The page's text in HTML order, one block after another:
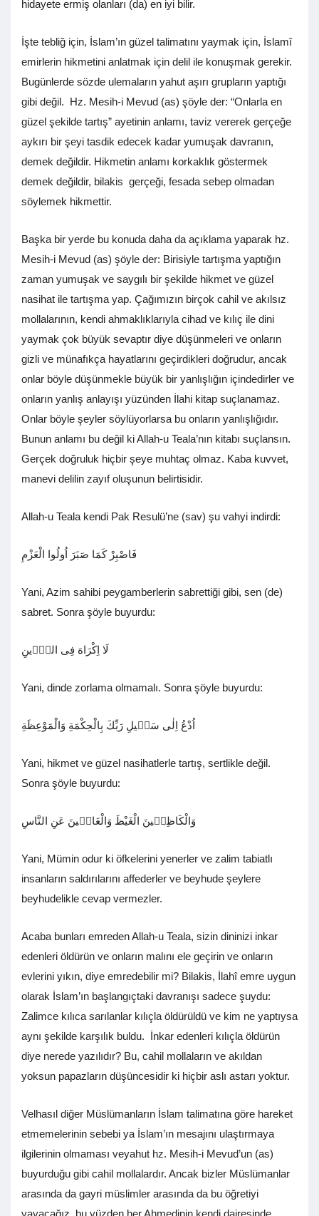
hidayete ermiş olanları (da) en iyi bilir.
İşte tebliğ için, İslam’ın güzel talimatını yaymak için, İslamî
emirlerin hikmetini anlatmak için delil ile konuşmak gerekir.
Bugünlerde sözde ulemaların yahut aşırı grupların yaptığı
gibi değil. Hz. Mesih-i Mevud (as) şöyle der: “Onlarla en
güzel şekilde tartış” ayetinin anlamı, taviz vererek gerçeğe
aykırı bir şeyi tasdik edecek kadar yumuşak davranın,
demek değildir. Hikmetin anlamı korkaklık göstermek
demek değildir, bilakis gerçeği, fesada sebep olmadan
söylemek hikmettir.
Başka bir yerde bu konuda daha da açıklama yaparak hz.
Mesih-i Mevud (as) şöyle der: Birisiyle tartışma yaptığın
zaman yumuşak ve saygılı bir şekilde hikmet ve güzel
nasihat ile tartışma yap. Çağımızın birçok cahil ve akılsız
mollalarının, kendi ahmaklıklarıyla cihad ve kılıç ile dini
yaymak çok büyük sevaptır diye düşünmeleri ve onların
gizli ve münafıkça hayatlarını geçirdikleri doğrudur, ancak
onlar böyle düşünmekle büyük bir yanlışlığın içindedirler ve
onların yanlış anlayışı yüzünden İlahi kitap suçlanamaz.
Onlar böyle şeyler söylüyorlarsa bu onların yanlışlığıdır.
Bunun anlamı bu değil ki Allah-u Teala’nın kitabı suçlansın.
Gerçek doğruluk hiçbir şeye muhtaç olmaz. Kaba kuvvet,
manevi delilin zayıf oluşunun belirtisidir.
Allah-u Teala kendi Pak Resulü’ne (sav) şu vahyi indirdi:
فَاصْبِرْ كَمَا صَبَرَ اُولُوا الْعَزْمِ
Yani, Azim sahibi peygamberlerin sabrettiği gibi, sen (de)
sabret. Sonra şöyle buyurdu:
لَا اِكْرَاهَ فِى الدّٖينِ
Yani, dinde zorlama olmamalı. Sonra şöyle buyurdu:
اُدْعُ اِلٰى سَبٖيلِ رَبِّكَ بِالْحِكْمَةِ وَالْمَوْعِظَةِ
Yani, hikmet ve güzel nasihatlerle tartış, sertlikle değil.
Sonra şöyle buyurdu:
وَالْكَاظِمٖينَ الْغَيْظَ وَالْعَافٖينَ عَنِ النَّاسِ
Yani, Mümin odur ki öfkelerini yenerler ve zalim tabiatlı
insanların saldırılarını affederler ve beyhude şeylere
beyhudelikle cevap vermezler.
Acaba bunları emreden Allah-u Teala, sizin dininizi inkar
edenleri öldürün ve onların malını ele geçirin ve onların
evlerini yıkın, diye emredebilir mi? Bilakis, İlahî emre uygun
olarak İslam’ın başlangıçtaki davranışı sadece şuydu:
Zalimce kılıca sarılanlar kılıçla öldürüldü ve kim ne yaptıysa
aynı şekilde karşılık buldu. İnkar edenleri kılıçla öldürün
diye nerede yazılıdır? Bu, cahil mollaların ve akıldan
yoksun papazların düşüncesidir ki hiçbir aslı astarı yoktur.
Velhasıl diğer Müslümanların İslam talimatına göre hareket
etmemelerinin sebebi ya İslam’ın mesajını ulaştırmaya
ilgilerinin olmaması veyahut hz. Mesih-i Mevud’un (as)
buyurduğu gibi cahil mollalardır. Ancak bizler Müslümanlar
arasında da gayri müslimler arasında da bu öğretiyi
yayacağız, bu yüzden her Ahmedinin kendi dairesinde,